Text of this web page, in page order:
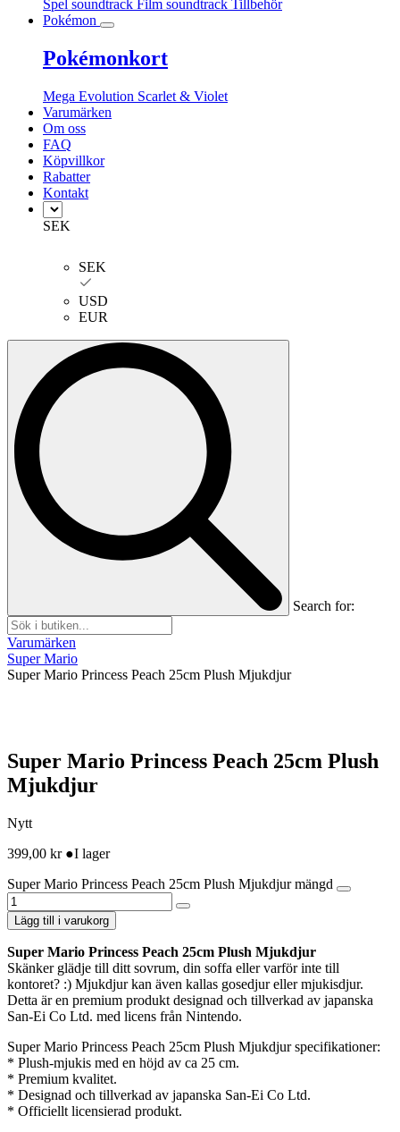
Spel soundtrack Film soundtrack Tillbehör
Pokémon
Pokémonkort
Mega Evolution Scarlet & Violet
Varumärken
Om oss
FAQ
Köpvillkor
Rabatter
Kontakt
SEK
SEK
USD
EUR
Search for:
Varumärken
Super Mario
Super Mario Princess Peach 25cm Plush Mjukdjur
Super Mario Princess Peach 25cm Plush
Mjukdjur
Nytt
399,00 kr ●I lager
Super Mario Princess Peach 25cm Plush Mjukdjur mängd
Lägg till i varukorg
Super Mario Princess Peach 25cm Plush Mjukdjur
Skänker glädje till ditt sovrum, din soffa eller varför inte till
kontoret? :) Mjukdjur kan även kallas gosedjur eller mjukisdjur.
Detta är en premium produkt designad och tillverkad av japanska
San-Ei Co Ltd. med licens från Nintendo.
Super Mario Princess Peach 25cm Plush Mjukdjur specifikationer:
* Plush-mjukis med en höjd av ca 25 cm.
* Premium kvalitet.
* Designad och tillverkad av japanska San-Ei Co Ltd.
* Officiellt licensierad produkt.